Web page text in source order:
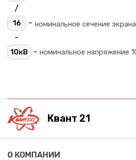
/
16 - номинальное сечение
-
10кВ - номинальное напряжение
Квант 21
О КОМПАНИИ